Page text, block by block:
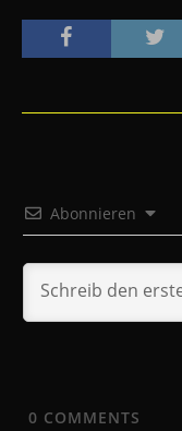
Abonnieren
0 COMMENTS